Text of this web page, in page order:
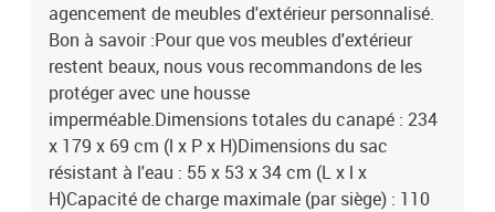
agencement de meubles d'extérieur personnalisé.
Bon à savoir :Pour que vos meubles d'extérieur
restent beaux, nous vous recommandons de les
protéger avec une housse
imperméable.Dimensions totales du canapé : 234
x 179 x 69 cm (l x P x H)Dimensions du sac
résistant à l'eau : 55 x 53 x 34 cm (L x l x
H)Capacité de charge maximale (par siège) : 110